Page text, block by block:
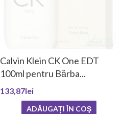
Calvin Klein CK One EDT
100ml pentru Bărba...
133,87lei
ADĂUGAȚI ÎN COŞ